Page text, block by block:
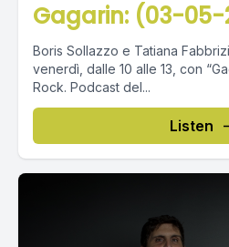
Gagarin: (03-05-
Boris Sollazzo e Tatiana
venerdì, dalle 10 alle 13, con
Rock. Podcast del...
Listen